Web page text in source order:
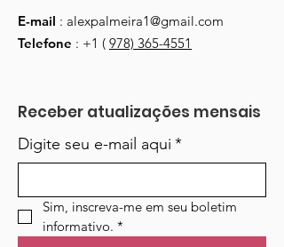
E-mail : alexpalmeira1@gmail.com
Telefone : +1 ( 978) 365-4551
Receber atualizações mensais
Digite seu e-mail aqui *
Sim, inscreva-me em seu boletim
informativo. *